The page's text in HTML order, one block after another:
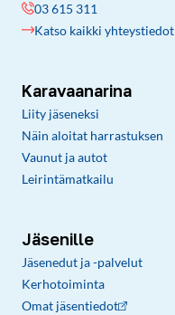
03 615 311
Katso kaikki yhteystiedot
Karavaanarina
Liity jäseneksi
Näin aloitat harrastuksen
Vaunut ja autot
Leirintämatkailu
Jäsenille
Jäsenedut ja -palvelut
Kerhotoiminta
Omat jäsentiedot